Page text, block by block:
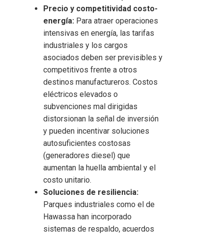
Precio y competitividad costo-
energía: Para atraer operaciones
intensivas en energía, las tarifas
industriales y los cargos
asociados deben ser previsibles y
competitivos frente a otros
destinos manufactureros. Costos
eléctricos elevados o
subvenciones mal dirigidas
distorsionan la señal de inversión
y pueden incentivar soluciones
autosuficientes costosas
(generadores diesel) que
aumentan la huella ambiental y el
costo unitario.
Soluciones de resiliencia:
Parques industriales como el de
Hawassa han incorporado
sistemas de respaldo, acuerdos